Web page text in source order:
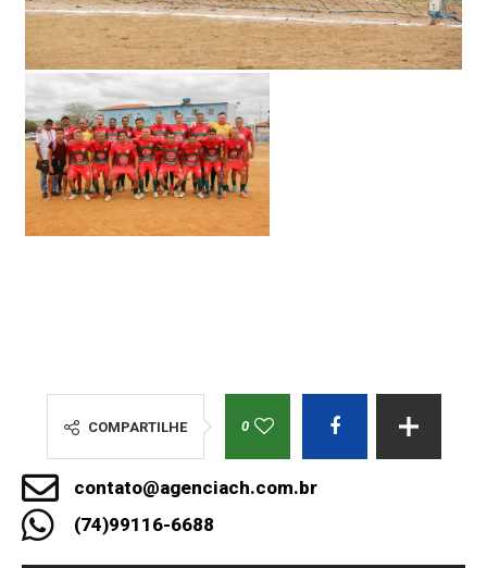
COMPARTILHE 0
contato@agenciach.com.br
(74)99116-6688